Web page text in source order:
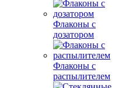
Флаконы с
дозатором
Флаконы с
распылителем